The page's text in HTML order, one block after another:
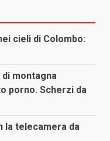
cieli di Colombo:
montagna
porno. Scherzi da
la telecamera da